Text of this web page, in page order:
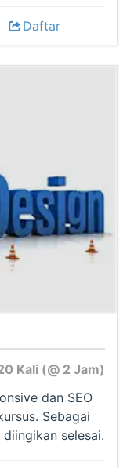
Daftar
Kali (@ 2 Jam)
dan SEO
Sebagai
selesai.